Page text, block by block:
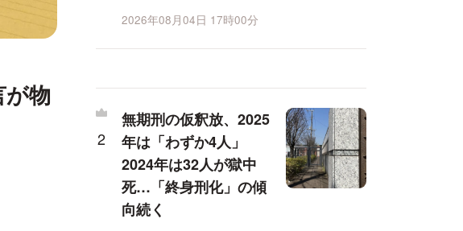
物
2026年08月04日 17時00分
無期刑の仮釈放、2025
年は「わずか4人」
2024年は32人が獄中
死…「終身刑化」の傾
向続く